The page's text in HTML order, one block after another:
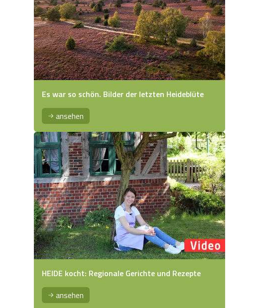
Es war so schön. Bilder der letzten Heideblüte
ansehen
HEIDE kocht: Regionale Gerichte und Rezepte
ansehen